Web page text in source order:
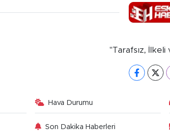
"Tarafsız, İlkeli
Hava Durumu
Son Dakika Haberleri